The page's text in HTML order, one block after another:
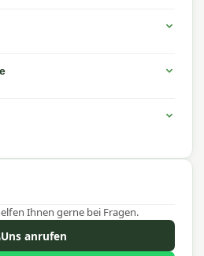
Ihnen gerne bei Fragen.
Uns anrufen